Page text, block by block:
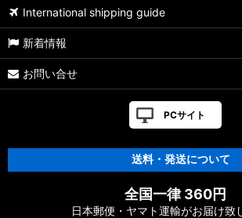
International shipping guide
新着情報
お問い合せ
PCサイト
送料・発送について
全国一律 360円
日本郵便・ヤマト運輸がお届け致